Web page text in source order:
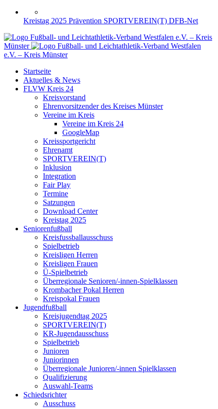
Kreistag 2025 Prävention SPORTVEREIN(T) DFB-Net
Fußball- und Leichtathletik-Verband Westfalen e.V. – Kreis
Münster
Fußball- und Leichtathletik-Verband Westfalen
e.V. – Kreis Münster
Startseite
Aktuelles & News
FLVW Kreis 24
Kreisvorstand
Ehrenvorsitzender des Kreises Münster
Vereine im Kreis
Vereine im Kreis 24
GoogleMap
Kreissportgericht
Ehrenamt
SPORTVEREIN(T)
Inklusion
Integration
Fair Play
Termine
Satzungen
Download Center
Kreistag 2025
Seniorenfußball
Kreisfussballausschuss
Spielbetrieb
Kreisligen Herren
Kreisligen Frauen
Ü-Spielbetrieb
Überregionale Senioren/-innen-Spielklassen
Krombacher Pokal Herren
Kreispokal Frauen
Jugendfußball
Kreisjugendtag 2025
SPORTVEREIN(T)
KR-Jugendausschuss
Spielbetrieb
Junioren
Juniorinnen
Überregionale Junioren/-innen Spielklassen
Qualifizierung
Auswahl-Teams
Schiedsrichter
Ausschuss